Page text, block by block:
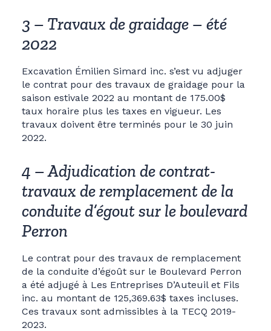
3 – Travaux de graidage – été
2022
Excavation Émilien Simard inc. s’est vu adjuger
le contrat pour des travaux de graidage pour la
saison estivale 2022 au montant de 175.00$
taux horaire plus les taxes en vigueur. Les
travaux doivent être terminés pour le 30 juin
2022.
4 – Adjudication de contrat-
travaux de remplacement de la
conduite d’égout sur le boulevard
Perron
Le contrat pour des travaux de remplacement
de la conduite d’égoût sur le Boulevard Perron
a été adjugé à Les Entreprises D’Auteuil et Fils
inc. au montant de 125,369.63$ taxes incluses.
Ces travaux sont admissibles à la TECQ 2019-
2023.